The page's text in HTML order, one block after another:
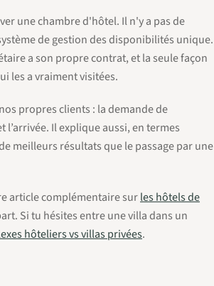
une chambre d'hôtel. Il n'y a pas de
de gestion des disponibilités unique.
a son propre contrat, et la seule façon
les a vraiment visitées.
propres clients : la demande de
Il explique aussi, en termes
meilleurs résultats que le passage par une
article complémentaire surles hôtels de
Si tu hésites entre une villa dans un
hôteliers vs villas privées.